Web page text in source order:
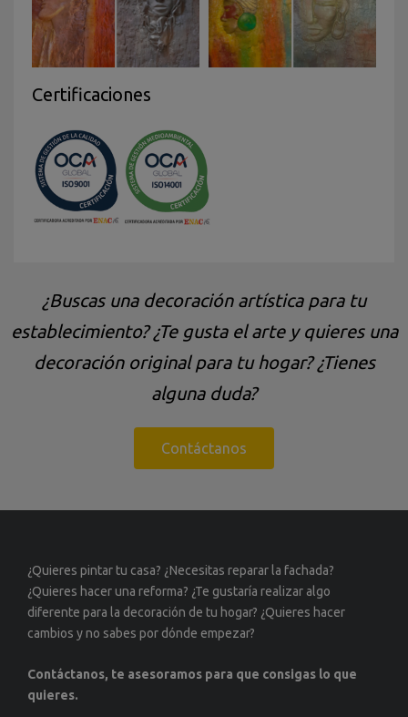
Certificaciones
¿Buscas una decoración artística para tu
establecimiento? ¿Te gusta el arte y quieres una
decoración original para tu hogar? ¿Tienes
alguna duda?
Contáctanos
¿Quieres pintar tu casa? ¿Necesitas reparar la fachada?
¿Quieres hacer una reforma? ¿Te gustaría realizar algo
diferente para la decoración de tu hogar? ¿Quieres hacer
cambios y no sabes por dónde empezar?
Contáctanos, te asesoramos para que consigas lo que
quieres.